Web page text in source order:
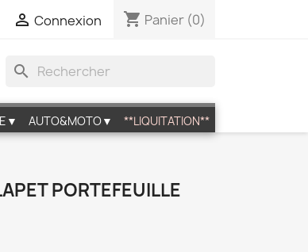
 Connexion shopping_cart Panier (0)
search
AUTO&MOTO▼ **LIQUITATION**
PORTEFEUILLE